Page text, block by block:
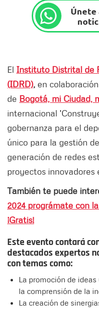
Únete
El Instituto Distrital de
(IDRD), en
de Bogotá, mi Ciudad,
internacional
gobernanza para el
único para la gestión
generación de redes
proyectos innovadores
También te puede
2024 prográmate con
¡Gratis!
Este evento contará
destacados expertos
con temas como:
La promoción de
la comprensión de la
La creación de